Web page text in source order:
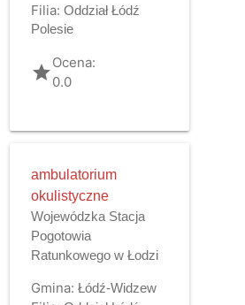
Filia: Oddział Łódź
Polesie
gradeOcena:
0.0
ambulatorium
okulistyczne
Wojewódzka Stacja
Pogotowia
Ratunkowego w Łodzi
Gmina: Łódź-Widzew